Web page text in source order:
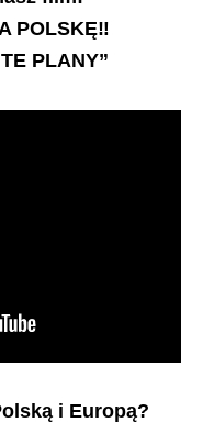
POLSKĘ‼️
PLANY”
i Europą?